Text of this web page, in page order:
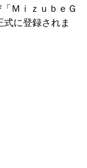
ＭｉｚｕｂｅＧ
式に登録されま